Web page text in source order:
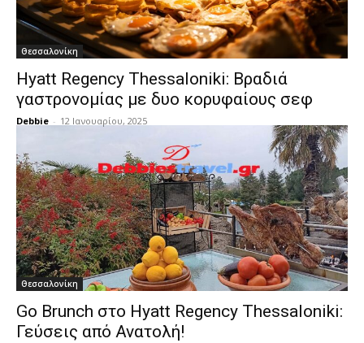
Θεσσαλονίκη
Hyatt Regency Thessaloniki: Βραδιά
γαστρονομίας με δυο κορυφαίους σεφ
Debbie - 12 Ιανουαρίου, 2025
Θεσσαλονίκη
Go Brunch στο Hyatt Regency Thessaloniki:
Γεύσεις από Ανατολή!